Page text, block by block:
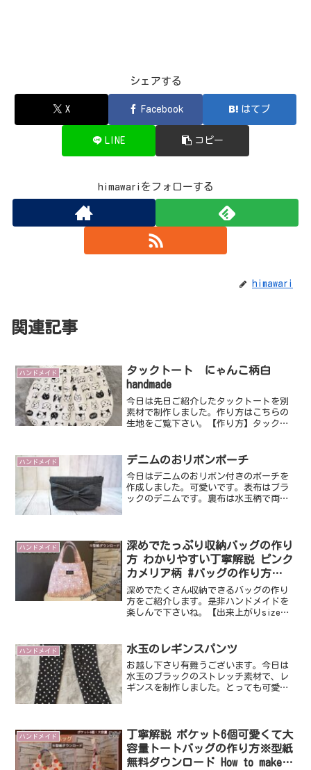
シェアする
X Facebook はてブ
LINE コピー
himawariをフォローする
himawari
関連記事
ハンドメイド
タックトート にゃんこ柄白
handmade
今日は先日ご紹介したタックトートを別
素材で制作しました。作り方はこちらの
生地をご覧下さい。【作り方】タックト
愛い猫ちゃん柄です...
ハンドメイド デニムのおリボンポーチ
今日はデニムのおリボン付きのポーチを
作成しました。可愛いです。表布はブラ
ックのデニムです。裏布は水玉柄で両サ
にしていたB'zのライブ...
ハンドメイド
深めでたっぷり収納バッグの作り
方 わかりやすい丁寧解説 ピンク
カメリア柄 #バッグの作り方
film.047
深めでたくさん収納できるバッグの作り
方をご紹介します。是非ハンドメイドを
楽しんで下さいね。【出来上がりsize】
枚本体（裏地） ２枚口布（表地接着芯貼
る） ４枚...
ハンドメイド 水玉のレギンスパンツ
お越し下さり有難うございます。今日は
水玉のブラックのストレッチ素材で、レ
ギンスを制作しました。とっても可愛く
地があったので作ってみま...
ハンドメイド
丁寧解説 ポケット6個可愛くて大
容量トートバッグの作り方※型紙
無料ダウンロード How to make a